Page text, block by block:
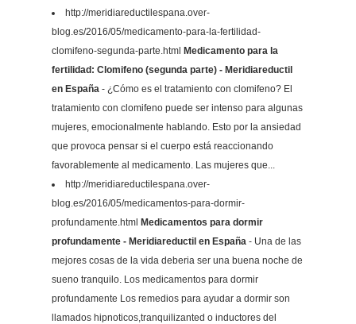
http://meridiareductilespana.over-
blog.es/2016/05/medicamento-para-la-fertilidad-
clomifeno-segunda-parte.html Medicamento para la
fertilidad: Clomifeno (segunda parte) - Meridiareductil
en España - ¿Cómo es el tratamiento con clomifeno? El
tratamiento con clomifeno puede ser intenso para algunas
mujeres, emocionalmente hablando. Esto por la ansiedad
que provoca pensar si el cuerpo está reaccionando
favorablemente al medicamento. Las mujeres que...
http://meridiareductilespana.over-
blog.es/2016/05/medicamentos-para-dormir-
profundamente.html Medicamentos para dormir
profundamente - Meridiareductil en España - Una de las
mejores cosas de la vida deberia ser una buena noche de
sueno tranquilo. Los medicamentos para dormir
profundamente Los remedios para ayudar a dormir son
llamados hipnoticos,tranquilizanted o inductores del